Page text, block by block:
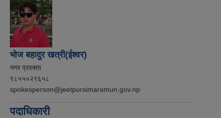
भोज बहादुर खत्री(ईश्वर)
नगर प्रवक्ता
९८५५०२९६५८
spokesperson@jeetpursimaramun.gov.np
पदाधिकारी